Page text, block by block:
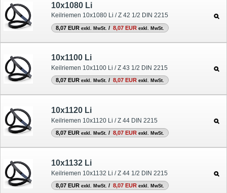
10x1080 Li
Keilriemen 10x1080 Li / Z 42 1/2 DIN 2215
8,07 EUR exkl. MwSt. / 8,07 EUR exkl. MwSt.
10x1100 Li
Keilriemen 10x1100 Li / Z 43 1/2 DIN 2215
8,07 EUR exkl. MwSt. / 8,07 EUR exkl. MwSt.
10x1120 Li
Keilriemen 10x1120 Li / Z 44 DIN 2215
8,07 EUR exkl. MwSt. / 8,07 EUR exkl. MwSt.
10x1132 Li
Keilriemen 10x1132 Li / Z 44 1/2 DIN 2215
8,07 EUR exkl. MwSt. / 8,07 EUR exkl. MwSt.